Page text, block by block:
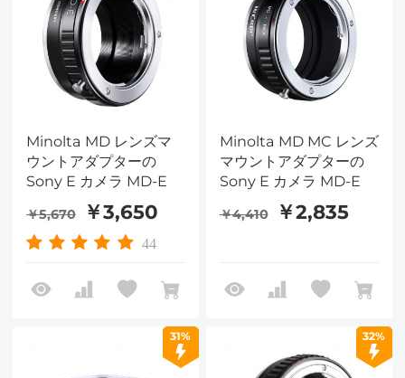
Minolta MD レンズマ
ウントアダプターの
Sony E カメラ MD-E
￥5,670 ￥3,650
44
Minolta MD MC レンズ
マウントアダプターの
Sony E カメラ MD-E
￥4,410 ￥2,835
31% 32%